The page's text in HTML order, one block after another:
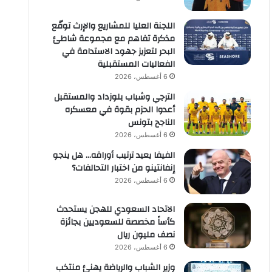
اللجنة العليا للمشاريع والإرث توقّع
مذكرة تفاهم مع مجموعة شاطئ
البحر لتعزيز جهود الاستدامة في
الفعاليات المستقبلية
6 أغسطس، 2026
الترجي وشباب بلوزداد والمستقبل
أعدوا الحزم بقوة في معسكره
الناجح بتونس
6 أغسطس، 2026
الفيفا يعيد ترتيب أوراقه… هل ينجو
إنفانتينو من اختبار التحالفات؟
6 أغسطس، 2026
الاتحاد السعودي للهجن يستحدث
كأساً مخصصة للسعوديين بجائزة
نصف مليون ريال
6 أغسطس، 2026
وزير الشباب والرياضة يهنئ منتخب